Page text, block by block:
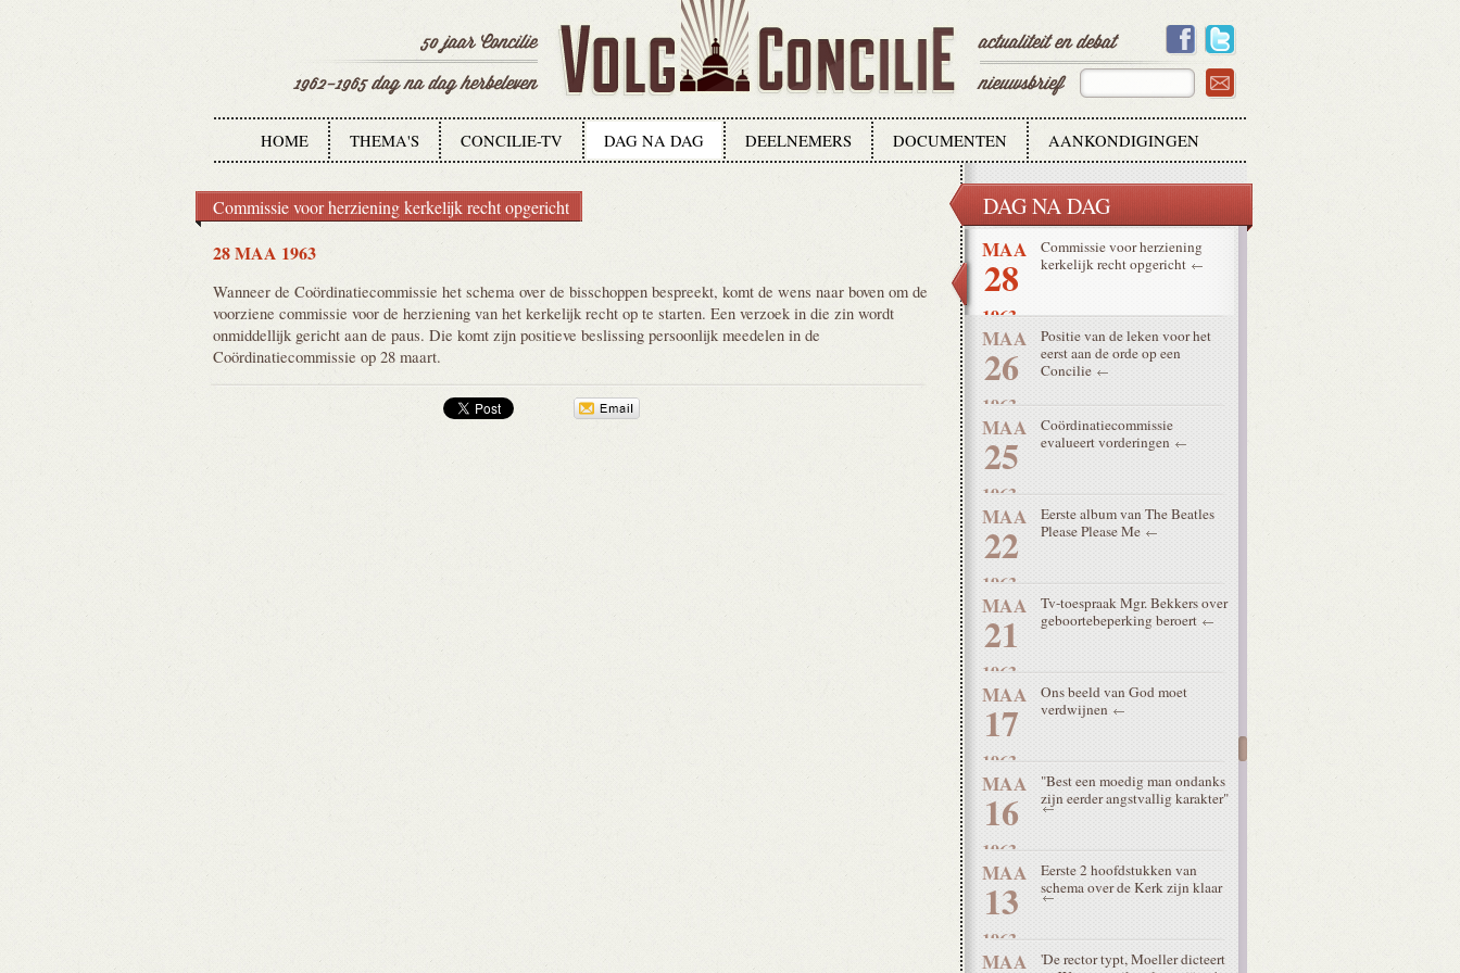
HOME THEMA'S CONCILIE-TV DAG NA DAG DEELNEMERS DOCUMENTEN AANKONDIGINGEN
Commissie voor herziening kerkelijk recht opgericht
28 MAA 1963
Wanneer de Coördinatiecommissie het schema over de bisschoppen bespreekt, komt de wens naar boven om de
voorziene commissie voor de herziening van het kerkelijk recht op te starten. Een verzoek in die zin wordt
onmiddellijk gericht aan de paus. Die komt zijn positieve beslissing persoonlijk meedelen in de
Coördinatiecommissie op 28 maart.
DAG NA DAG
1963
APR
11
1963
Pacem in Terris meest
indrukwekkende encycliek van
Johannes XXIII
APR
10
1963
Meest geavanceerde
MAA
28
1963
Commissie voor herziening
kerkelijk recht opgericht
MAA
26
1963
Positie van de leken voor het
eerst aan de orde op een
Concilie
MAA
25
1963
Coördinatiecommissie
evalueert vorderingen
MAA
22
1963
Eerste album van The Beatles
Please Please Me
MAA
21
1963
Tv-toespraak Mgr. Bekkers over
geboortebeperking beroert
MAA
17
1963
Ons beeld van God moet
verdwijnen
MAA
16
1963
"Best een moedig man ondanks
zijn eerder angstvallig karakter"
MAA
13
1963
Eerste 2 hoofdstukken van
schema over de Kerk zijn klaar
MAA
'De rector typt, Moeller dicteert